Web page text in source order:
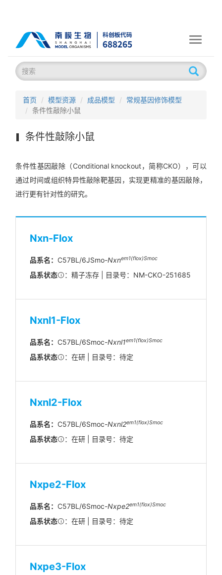
Toggle
首页 模型资源 成品模型
常规基因修饰模型
条件性敲除小鼠
条件性敲除小鼠
条件性基因敲除（Conditional knockout，简称CKO），可以
通过时间或组织特异性敲除靶基因，实现更精准的基因敲除，
进行更有针对性的研究。
Nxn-Flox
品系名： C57BL/6JSmo-Nxnem1(flox)Smoc
品系状态 ：精子冻存 | 目录号：NM-CKO-251685
Nxnl1-Flox
品系名： C57BL/6Smoc-Nxnl1em1(flox)Smoc
品系状态 ：在研 | 目录号：待定
Nxnl2-Flox
品系名： C57BL/6Smoc-Nxnl2em1(flox)Smoc
品系状态 ：在研 | 目录号：待定
Nxpe2-Flox
品系名： C57BL/6Smoc-Nxpe2em1(flox)Smoc
品系状态 ：在研 | 目录号：待定
Nxpe3-Flox